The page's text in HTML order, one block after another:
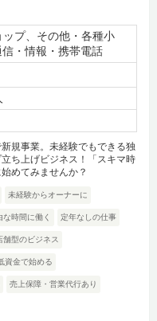
ップ、その他・各種小
・情報・携帯電話
規事業。未経験でもできる独
ち上げビジネス！「スキマ時
めてみませんか？
未経験からオーナーに
な時間に働く 定年なしの仕事
舗型のビジネス
資金で始める
売上保障・営業代行あり